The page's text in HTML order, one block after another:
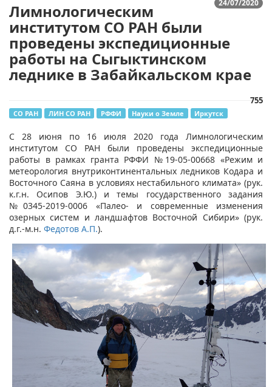
24/07/2020
Лимнологическим
институтом СО РАН были
проведены экспедиционные
работы на Сыгыктинском
леднике в Забайкальском крае
755
СО РАН ЛИН СО РАН РФФИ Науки о Земле Иркутск
​C 28 июня по 16 июля 2020 года Лимнологическим
институтом СО РАН были проведены экспедиционные
работы в рамках гранта РФФИ №19-05-00668 «Режим и
метеорология внутриконтинентальных ледников Кодара и
Восточного Саяна в условиях нестабильного климата» (рук.
к.г.н. Осипов Э.Ю.) и темы государственного задания
№0345-2019-0006 «Палео- и современные изменения
озерных систем и ландшафтов Восточной Сибири» (рук.
д.г.-м.н. Федотов А.П.).